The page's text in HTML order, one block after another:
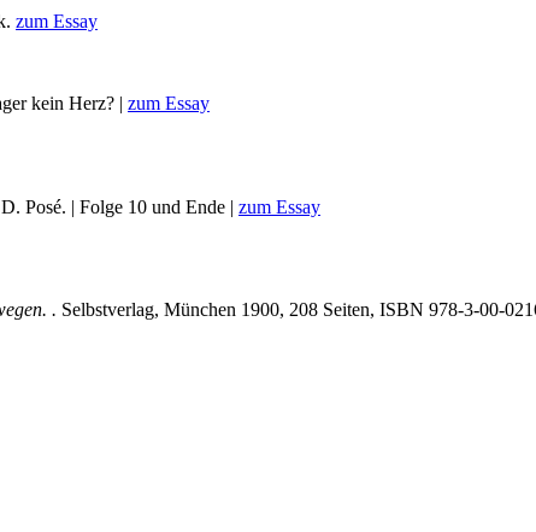
zum Essay
kein Herz? | zum Essay
Posé. | Folge 10 und Ende | zum Essay
. Selbstverlag, München 1900, 208 Seiten, ISBN 978-3-00-